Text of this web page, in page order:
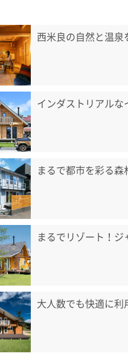
西米良の自然と温
インダストリアル
まるで都市を彩る
まるでリゾート！
大人数でも快適に